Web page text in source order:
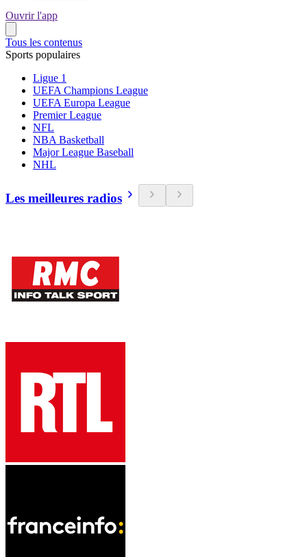
Ouvrir l'app
Tous les contenus
Sports populaires
Ligue 1
UEFA Champions League
UEFA Europa League
Premier League
NFL
NBA Basketball
Major League Baseball
NHL
Les meilleures radios